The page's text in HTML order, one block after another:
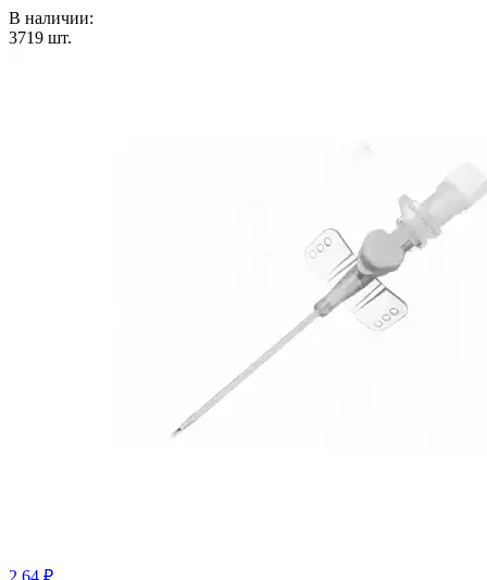
В наличии:
3719 шт.
2.64 ₽